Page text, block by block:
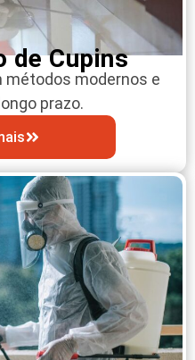
de Cupins
métodos modernos e
prazo.